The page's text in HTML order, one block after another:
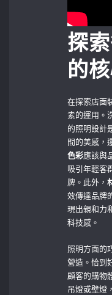
探
的
在探索店面
素的運用。
的照明設計
間的美感，
色彩應該與
吸引年輕客
牌。此外，
效傳達品牌
現出親和力
科技感。
照明方面的
營造。恰到
顧客的購物
吊燈或壁燈